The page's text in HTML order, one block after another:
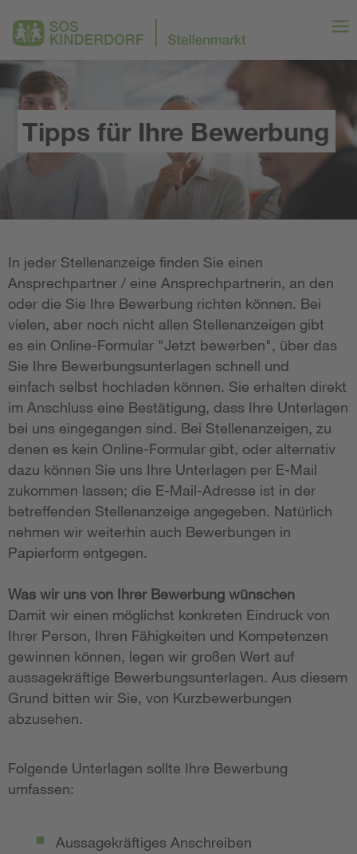
Tipps für Ihre Bewerbung
In jeder Stellenanzeige finden Sie einen
Ansprechpartner / eine Ansprechpartnerin, an den
oder die Sie Ihre Bewerbung richten können. Bei
vielen, aber noch nicht allen Stellenanzeigen gibt
es ein Online-Formular "Jetzt bewerben", über das
Sie Ihre Bewerbungsunterlagen schnell und
einfach selbst hochladen können. Sie erhalten direkt
im Anschluss eine Bestätigung, dass Ihre Unterlagen
bei uns eingegangen sind. Bei Stellenanzeigen, zu
denen es kein Online-Formular gibt, oder alternativ
dazu können Sie uns Ihre Unterlagen per E-Mail
zukommen lassen; die E-Mail-Adresse ist in der
betreffenden Stellenanzeige angegeben. Natürlich
nehmen wir weiterhin auch Bewerbungen in
Papierform entgegen.
Was wir uns von Ihrer Bewerbung wünschen
Damit wir einen möglichst konkreten Eindruck von
Ihrer Person, Ihren Fähigkeiten und Kompetenzen
gewinnen können, legen wir großen Wert auf
aussagekräftige Bewerbungsunterlagen. Aus diesem
Grund bitten wir Sie, von Kurzbewerbungen
abzusehen.
Folgende Unterlagen sollte Ihre Bewerbung
umfassen:
Aussagekräftiges Anschreiben